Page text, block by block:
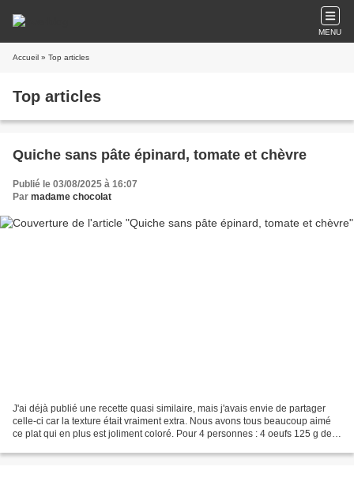
MENU
Accueil » Top articles
Top articles
Quiche sans pâte épinard, tomate et chèvre
Publié le 03/08/2025 à 16:07
Par madame chocolat
J'ai déjà publié une recette quasi similaire, mais j'avais envie de partager
celle-ci car la texture était vraiment extra. Nous avons tous beaucoup aimé
ce plat qui en plus est joliment coloré. Pour 4 personnes : 4 oeufs 125 g de